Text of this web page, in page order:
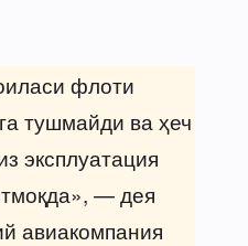
флоти
тушмайди ва ҳеч
эксплуатация
— дея
авиакомпания